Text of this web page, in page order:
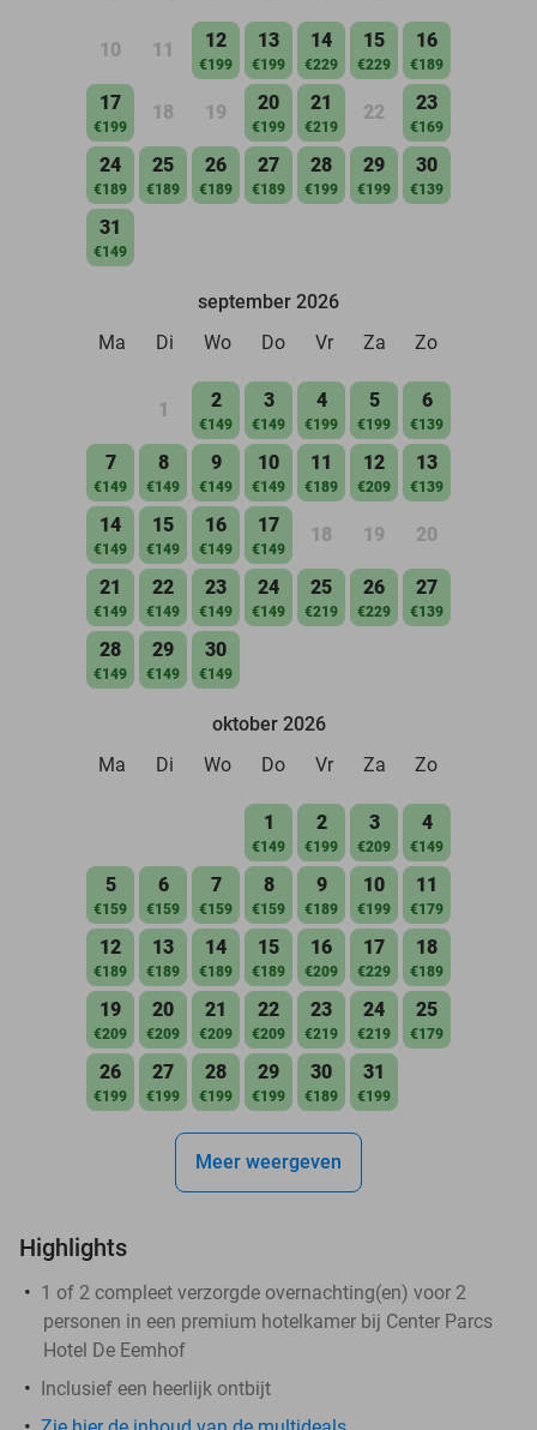
10 11 12
€199
13
€199
14
€229
15
€229
16
€189
17
€199
18 19 20
€199
21
€219
22 23
€169
24
€189
25
€189
26
€189
27
€189
28
€199
29
€199
30
€139
31
€149
september 2026
Ma
Di Wo Do Vr Za Zo
1 2
€149
3
€149
4
€199
5
€199
6
€139
7
€149
8
€149
9
€149
10
€149
11
€189
12
€209
13
€139
14
€149
15
€149
16
€149
17
€149
18 19 20
21
€149
22
€149
23
€149
24
€149
25
€219
26
€229
27
€139
28
€149
29
€149
30
€149
oktober 2026
Ma
Di Wo Do Vr Za Zo
1
€149
2
€199
3
€209
4
€149
5
€159
6
€159
7
€159
8
€159
9
€189
10
€199
11
€179
12
€189
13
€189
14
€189
15
€189
16
€209
17
€229
18
€189
19
€209
20
€209
21
€209
22
€209
23
€219
24
€219
25
€179
26
€199
27
€199
28
€199
29
€199
30
€189
31
€199
Meer weergeven
Highlights
1 of 2 compleet verzorgde overnachting(en) voor 2
personen in een premium hotelkamer bij Center Parcs
Hotel De Eemhof
Inclusief een heerlijk ontbijt